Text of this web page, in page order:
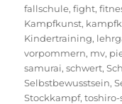
fallschule,fight,
Kampfkunst,
Kindertraining,
vorpommern, mv,
samurai,schwert,
Selbstbewusstsein,
Stockkampf,toshiro-